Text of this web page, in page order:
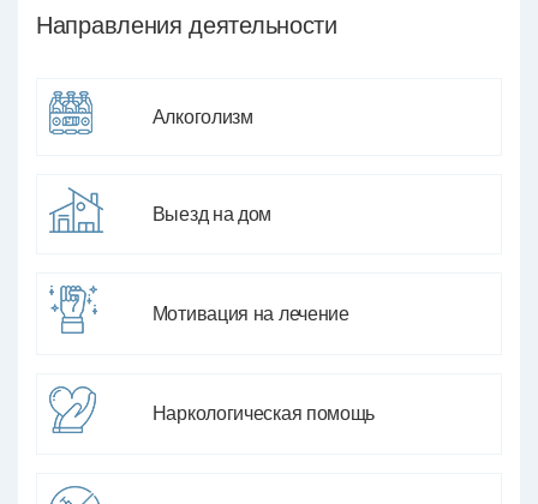
Направления деятельности
Алкоголизм
Выезд на дом
Мотивация на лечение
Наркологическая помощь